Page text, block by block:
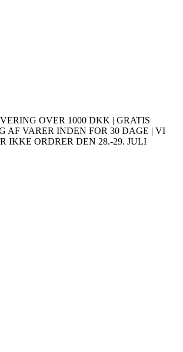
OVER 1000 DKK | GRATIS
AF VARER INDEN FOR 30 DAGE | VI
IKKE ORDRER DEN 28.-29. JULI